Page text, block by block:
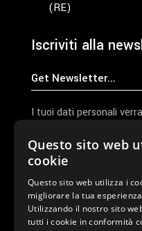
(RE)
Iscriviti alla
I tuoi dati personali
l'elaborazione della
nella nostraprivacy
Ho letto e accetto
Invia I Dati
Questo sito web
cookie
Questo sito web utilizza i
migliorare la tua
Utilizzando il nostro sito
tutti i cookie in conformità